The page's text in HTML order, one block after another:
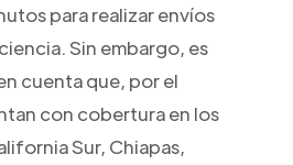
para realizar envíos
Sin embargo, es
cuenta que, por el
con cobertura en los
Sur, Chiapas,